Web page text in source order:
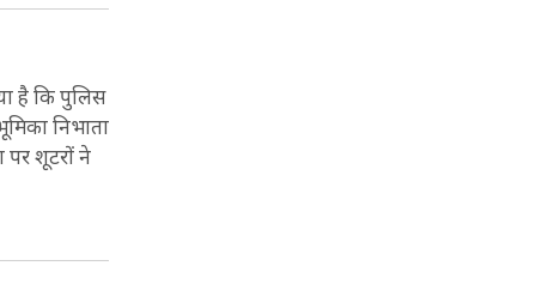
है कि पुलिस
निभाता
पर शूटरों ने